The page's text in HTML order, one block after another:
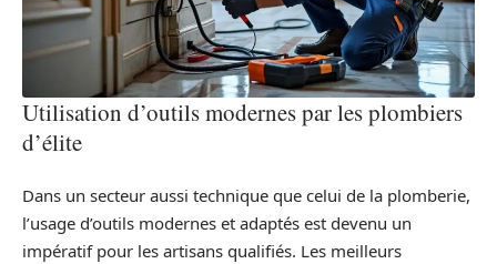
Utilisation d’outils modernes par les plombiers
d’élite
Dans un secteur aussi technique que celui de la plomberie,
l’usage d’outils modernes et adaptés est devenu un
impératif pour les artisans qualifiés. Les meilleurs